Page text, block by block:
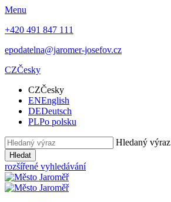
Menu
+420 491 847 111
epodatelna@jaromer-josefov.cz
CZČesky
CZČesky
ENEnglish
DEDeutsch
PLPo polsku
Hledaný výraz
Hledat
rozšířené vyhledávání